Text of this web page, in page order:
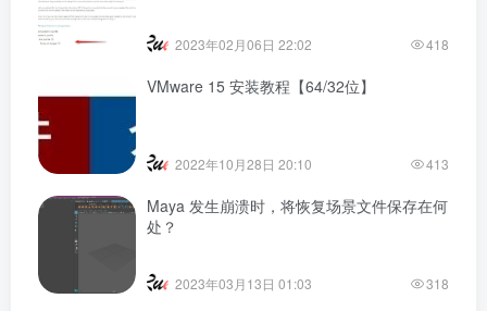
2023年02月06日 22:02 418
VMware 15 安装教程【64/32位】
2022年10月28日 20:10 413
Maya 发生崩溃时，将恢复场景文件保存在何
处？
2023年03月13日 01:03 318